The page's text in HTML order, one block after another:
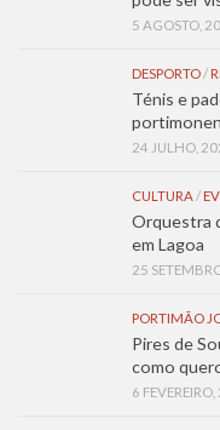
5 AGOSTO,
DESPORTO/
Ténis e
24 JULHO,
CULTURA/
Orquestra
em Lagoa
25
PORTIMÃO
Pires de
como
6